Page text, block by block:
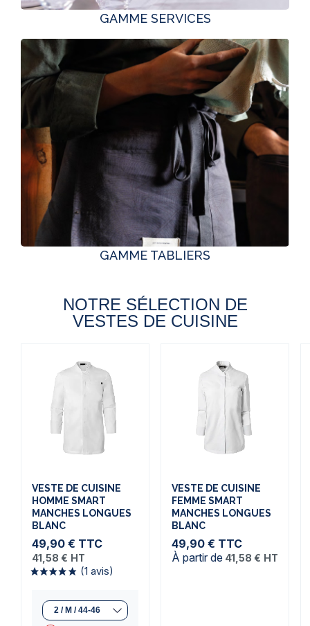
GAMME SERVICES
GAMME TABLIERS
NOTRE SÉLECTION DE
VESTES DE CUISINE
VESTE DE CUISINE
HOMME SMART
MANCHES LONGUES
BLANC
49,90 € TTC
41,58 € HT
VESTE DE CUISINE
FEMME SMART
MANCHES LONGUES
BLANC
49,90 € TTC
À partir de 41,58 € HT